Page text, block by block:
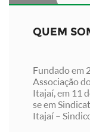
QUEM
Fundado em
Associação
Itajaí, em 11
se em
Itajaí –